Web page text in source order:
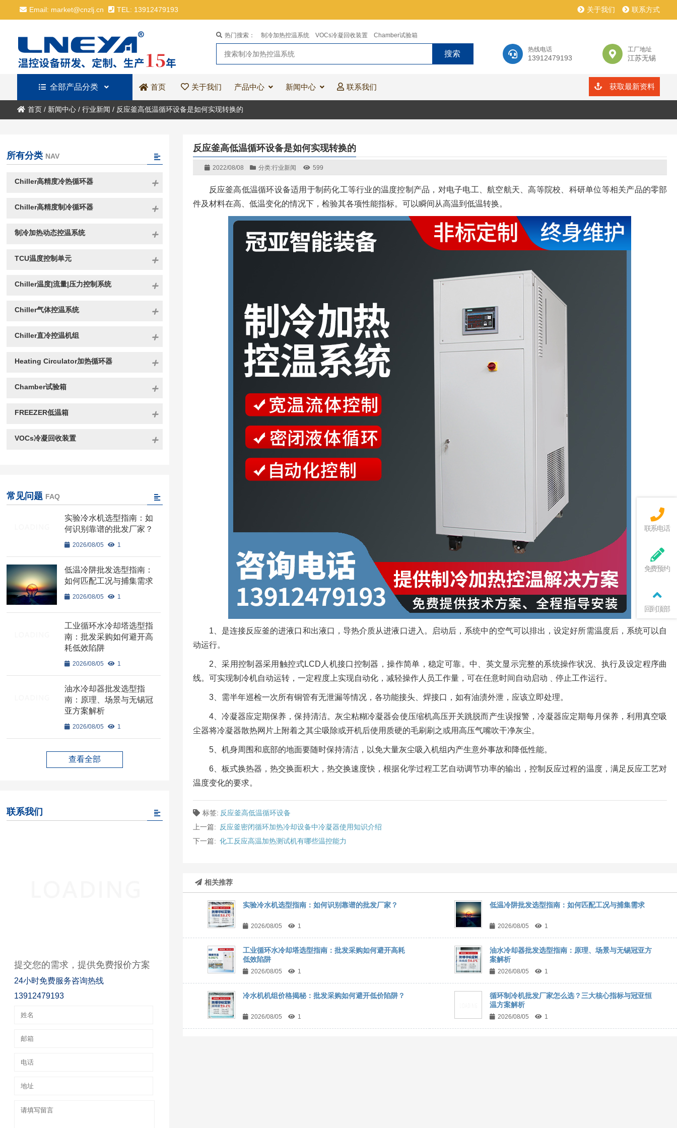
Email: market@cnzlj.cn TEL: 13912479193 关于我们 联系方式
热线电话
13912479193
工厂地址
江苏无锡
热门搜索： 制冷加热控温系统 VOCs冷凝回收装置 Chamber试验箱
全部产品分类 首页 关于我们 产品中心 新闻中心 联系我们 获取最新资料
首页/ 新闻中心/ 行业新闻 / 反应釜高低温循环设备是如何实现转换的
反应釜高低温循环设备是如何实现转换的
2022/08/08 分类:行业新闻 599
反应釜高低温循环设备适用于制药化工等行业的温度控制产品，对电子电工、航空航天、高等院校、科研单位等相关产品的零部
件及材料在高、低温变化的情况下，检验其各项性能指标。可以瞬间从高温到低温转换。
1、是连接反应釜的进液口和出液口，导热介质从进液口进入。启动后，系统中的空气可以排出，设定好所需温度后，系统可以自
动运行。
2、采用控制器采用触控式LCD人机接口控制器，操作简单，稳定可靠。中、英文显示完整的系统操作状况、执行及设定程序曲
线。可实现制冷机自动运转，一定程度上实现自动化，减轻操作人员工作量，可在任意时间自动启动﹑停止工作运行。
3、需半年巡检一次所有铜管有无泄漏等情况，各功能接头、焊接口，如有油渍外泄，应该立即处理。
4、冷凝器应定期保养，保持清洁。灰尘粘糊冷凝器会使压缩机高压开关跳脱而产生误报警，冷凝器应定期每月保养，利用真空吸
尘器将冷凝器散热网片上附着之其尘吸除或开机后使用质硬的毛刷刷之或用高压气嘴吹干净灰尘。
5、机身周围和底部的地面要随时保持清洁，以免大量灰尘吸入机组内产生意外事故和降低性能。
6、板式换热器，热交换面积大，热交换速度快，根据化学过程工艺自动调节功率的输出，控制反应过程的温度，满足反应工艺对
温度变化的要求。
标签: 反应釜高低温循环设备
上一篇:
反应釜密闭循环加热冷却设备中冷凝器使用知识介绍
下一篇: 化工反应高温加热测试机有哪些温控能力
相关推荐
实验冷水机选型指南：如何识别靠谱的批发厂家？
2026/08/05 1
低温冷阱批发选型指南：如何匹配工况与捕集需求
2026/08/05 1
工业循环水冷却塔选型指南：批发采购如何避开高耗
低效陷阱
2026/08/05 1
油水冷却器批发选型指南：原理、场景与无锡冠亚方
案解析
2026/08/05 1
冷水机机组价格揭秘：批发采购如何避开低价陷阱？
2026/08/05 1
循环制冷机批发厂家怎么选？三大核心指标与冠亚恒
温方案解析
2026/08/05 1
所有分类 NAV
Chiller高精度冷热循环器
Chiller高精度制冷循环器
制冷加热动态控温系统
TCU温度控制单元
Chiller温度|流量|压力控制系统
Chiller气体控温系统
Chiller直冷控温机组
Heating Circulator加热循环器
Chamber试验箱
FREEZER低温箱
VOCs冷凝回收装置
常见问题 FAQ
实验冷水机选型指南：如
何识别靠谱的批发厂家？
2026/08/05 1
低温冷阱批发选型指南：
如何匹配工况与捕集需求
2026/08/05 1
工业循环水冷却塔选型指
南：批发采购如何避开高
耗低效陷阱
2026/08/05 1
油水冷却器批发选型指
南：原理、场景与无锡冠
亚方案解析
2026/08/05 1
查看全部
联系我们
提交您的需求，提供免费报价方案
24小时免费服务咨询热线
13912479193
联系电话
免费预约
回到顶部